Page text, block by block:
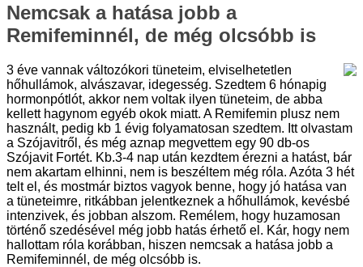
Nemcsak a hatása jobb a
Remifeminnél, de még olcsóbb is
3 éve vannak változókori tüneteim, elviselhetetlen
hőhullámok, alvászavar, idegesség. Szedtem 6 hónapig
hormonpótlót, akkor nem voltak ilyen tüneteim, de abba
kellett hagynom egyéb okok miatt. A Remifemin plusz nem
használt, pedig kb 1 évig folyamatosan szedtem. Itt olvastam
a Szójavitről, és még aznap megvettem egy 90 db-os
Szójavit Fortét. Kb.3-4 nap után kezdtem érezni a hatást, bár
nem akartam elhinni, nem is beszéltem még róla. Azóta 3 hét
telt el, és mostmár biztos vagyok benne, hogy jó hatása van
a tüneteimre, ritkábban jelentkeznek a hőhullámok, kevésbé
intenzivek, és jobban alszom. Remélem, hogy huzamosan
történő szedésével még jobb hatás érhető el. Kár, hogy nem
hallottam róla korábban, hiszen nemcsak a hatása jobb a
Remifeminnél, de még olcsóbb is.